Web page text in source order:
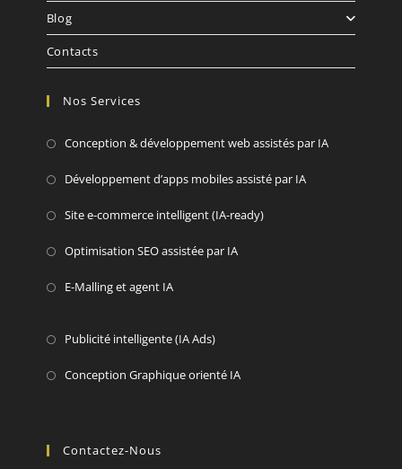
Blog
Contacts
Nos Services
Conception & développement web assistés par IA
Développement d’apps mobiles assisté par IA
Site e-commerce intelligent (IA-ready)
Optimisation SEO assistée par IA
E-Malling et agent IA
Publicité intelligente (IA Ads)
Conception Graphique orienté IA
Contactez-Nous